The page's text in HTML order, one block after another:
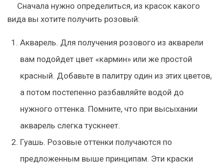
Сначала нужно определиться, из красок какого
вида вы хотите получить розовый:
Акварель. Для получения розового из акварели
вам подойдет цвет «кармин» или же простой
красный. Добавьте в палитру один из этих цветов,
а потом постепенно разбавляйте водой до
нужного оттенка. Помните, что при высыхании
акварель слегка тускнеет.
Гуашь. Розовые оттенки получаются по
предложенным выше принципам. Эти краски